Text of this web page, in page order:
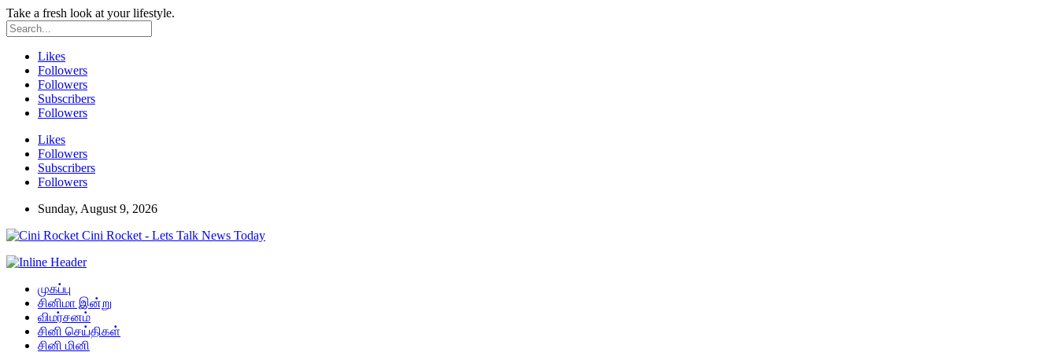
Take a fresh look at your lifestyle.
Likes
Followers
Followers
Subscribers
Followers
Likes
Followers
Subscribers
Followers
Sunday, August 9, 2026
Cini Rocket - Lets Talk News Today
முகப்பு
சினிமா இன்று
விமர்சனம்
சினி செய்திகள்
சினி மினி